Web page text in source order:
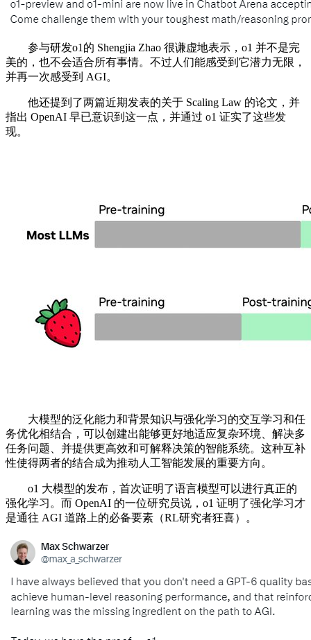
参与研发o1的 Shengjia Zhao 很谦虚地表示，o1 并不是完
美的，也不会适合所有事情。不过人们能感受到它潜力无限，
并再一次感受到 AGI。
他还提到了两篇近期发表的关于 Scaling Law 的论文，并
指出 OpenAI 早已意识到这一点，并通过 o1 证实了这些发
现。
大模型的泛化能力和背景知识与强化学习的交互学习和任
务优化相结合，可以创建出能够更好地适应复杂环境、解决多
任务问题、并提供更高效和可解释决策的智能系统。这种互补
性使得两者的结合成为推动人工智能发展的重要方向。
o1 大模型的发布，首次证明了语言模型可以进行真正的
强化学习。而 OpenAI 的一位研究员说，o1 证明了强化学习才
是通往 AGI 道路上的必备要素（RL研究者狂喜）。